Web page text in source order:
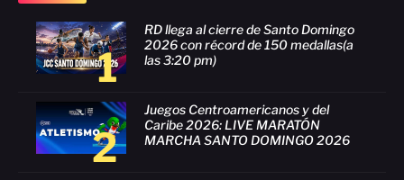
1
RD llega al cierre de Santo Domingo
2026 con récord de 150 medallas(a
las 3:20 pm)
2
Juegos Centroamericanos y del
Caribe 2026: LIVE MARATÓN
MARCHA SANTO DOMINGO 2026